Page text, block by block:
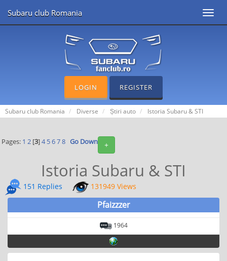
Subaru club Romania
LOGIN REGISTER
Subaru club Romania Diverse Știri auto Istoria Subaru & STI
+
Pages: 1 2[3]4 5 6 7 8 Go Down
Istoria Subaru & STI
151 Replies 131949 Views
Pfaizzzer
1964